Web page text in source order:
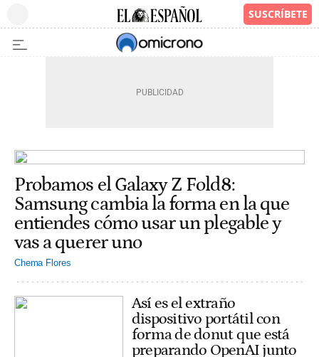
Probamos el Galaxy Z Fold8:
Samsung cambia la forma en la que
entiendes cómo usar un plegable y
vas a querer uno
Chema Flores
Así es el extraño
dispositivo portátil con
forma de donut que está
preparando OpenAI junto